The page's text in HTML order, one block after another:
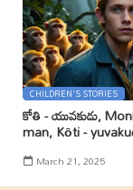
CHILDREN'S STORIES
కోతి - యువకుడు,
man, Kōti -
March 21, 2025